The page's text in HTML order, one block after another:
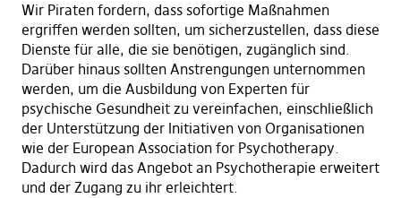
Wir Piraten fordern, dass sofortige Maßnahmen
ergriffen werden sollten, um sicherzustellen, dass diese
Dienste für alle, die sie benötigen, zugänglich sind.
Darüber hinaus sollten Anstrengungen unternommen
werden, um die Ausbildung von Experten für
psychische Gesundheit zu vereinfachen, einschließlich
der Unterstützung der Initiativen von Organisationen
wie der European Association for Psychotherapy.
Dadurch wird das Angebot an Psychotherapie erweitert
und der Zugang zu ihr erleichtert.